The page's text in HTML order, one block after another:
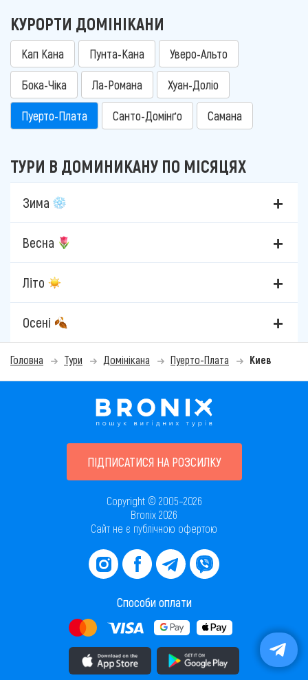
КУРОРТИ ДОМІНІКАНИ
Кап Кана Пунта-Кана Уверо-Альто
Бока-Чіка Ла-Романа Хуан-Доліо
Пуерто-Плата Санто-Домінґо Самана
ТУРИ В ДОМИНИКАНУ ПО МІСЯЦЯХ
Зима
Весна
Літо
Осені
Головна Тури Домінікана Пуерто-Плата Киев
ПІДПИСАТИСЯ НА РОЗСИЛКУ
Copyright © 2005–2026
Bronix 2026
Сайт не є публічною офертою
Способи оплати
Завантажити додаток в AppStore Завантажити додаток в PlayMarket